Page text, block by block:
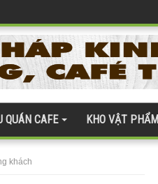
QUÁN CAFE KHO VẬT PHẨM
khách